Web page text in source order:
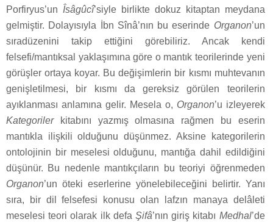
Porfiryus’un Îsâgûcî’siyle birlikte dokuz kitaptan meydana
gelmiştir. Dolayısıyla İbn Sînâ’nın bu eserinde Organon’un
sıradüzenini takip ettiğini görebiliriz. Ancak kendi
felsefi/mantıksal yaklaşımına göre o mantık teorilerinde yeni
görüşler ortaya koyar. Bu değişimlerin bir kısmı muhtevanın
genişletilmesi, bir kısmı da gereksiz görülen teorilerin
ayıklanması anlamına gelir. Mesela o, Organon’u izleyerek
Kategorilerkitabını yazmış olmasına rağmen bu eserin
mantıkla ilişkili olduğunu düşünmez. Aksine kategorilerin
ontolojinin bir meselesi olduğunu, mantığa dahil edildiğini
düşünür. Bu nedenle mantıkçıların bu teoriyi öğrenmeden
Organon’un öteki eserlerine yönelebileceğini belirtir. Yanı
sıra, bir dil felsefesi konusu olan lafzın manaya delâleti
meselesi teori olarak ilk defaŞifâ’nın giriş kitabı Medhal’de